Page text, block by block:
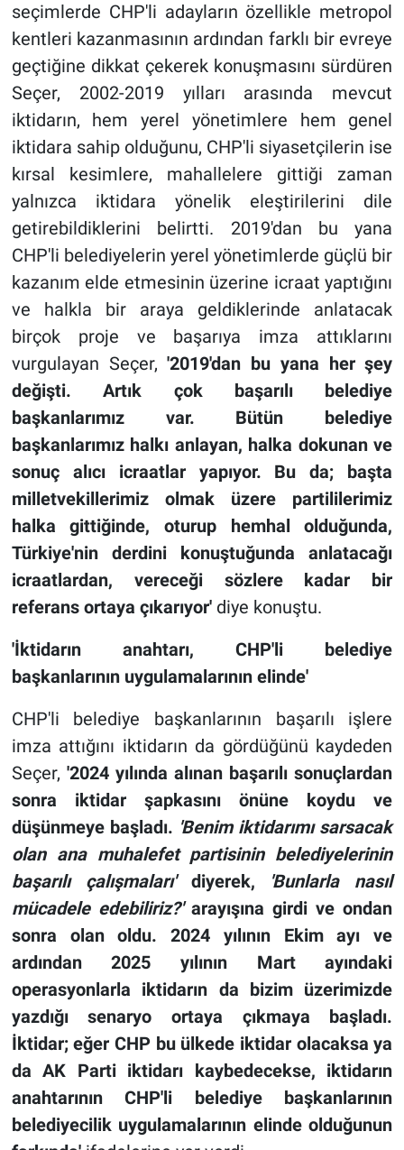
seçimlerde CHP'li adayların özellikle metropol
kentleri kazanmasının ardından farklı bir evreye
geçtiğine dikkat çekerek konuşmasını sürdüren
Seçer, 2002-2019 yılları arasında mevcut
iktidarın, hem yerel yönetimlere hem genel
iktidara sahip olduğunu, CHP'li siyasetçilerin ise
kırsal kesimlere, mahallelere gittiği zaman
yalnızca iktidara yönelik eleştirilerini dile
getirebildiklerini belirtti. 2019'dan bu yana
CHP'li belediyelerin yerel yönetimlerde güçlü bir
kazanım elde etmesinin üzerine icraat yaptığını
ve halkla bir araya geldiklerinde anlatacak
birçok proje ve başarıya imza attıklarını
vurgulayan Seçer,'2019'dan bu yana her şey
değişti.
Artık çok başarılı belediye
başkanlarımız var. Bütün belediye
başkanlarımız halkı anlayan, halka dokunan ve
sonuç alıcı icraatlar yapıyor. Bu da; başta
milletvekillerimiz olmak üzere partililerimiz
halka gittiğinde, oturup hemhal olduğunda,
Türkiye'nin derdini konuştuğunda anlatacağı
icraatlardan, vereceği sözlere kadar bir
referans ortaya çıkarıyor'diye konuştu.
'İktidarın anahtarı, CHP'li belediye
başkanlarının uygulamalarının elinde'
CHP'li belediye başkanlarının başarılı işlere
imza attığını iktidarın da gördüğünü kaydeden
Seçer, '2024 yılında alınan başarılı sonuçlardan
sonra iktidar şapkasını önüne koydu ve
düşünmeye başladı. 'Benim iktidarımı sarsacak
olan ana muhalefet partisinin belediyelerinin
başarılı çalışmaları'diyerek,
'Bunlarla nasıl
mücadele edebiliriz?'arayışına girdi ve ondan
sonra olan oldu. 2024 yılının Ekim ayı ve
ardından 2025 yılının Mart ayındaki
operasyonlarla iktidarın da bizim üzerimizde
yazdığı senaryo ortaya çıkmaya başladı.
İktidar; eğer CHP bu ülkede iktidar olacaksa ya
da AK Parti iktidarı kaybedecekse, iktidarın
anahtarının CHP'li belediye başkanlarının
belediyecilik uygulamalarının elinde olduğunun